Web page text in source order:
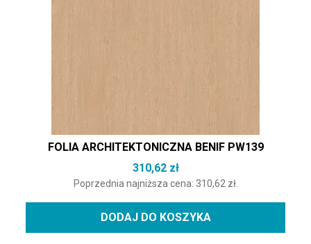
FOLIA ARCHITEKTONICZNA BENIF PW139
310,62 zł
Poprzednia najniższa cena: 310,62 zł.
DODAJ DO KOSZYKA